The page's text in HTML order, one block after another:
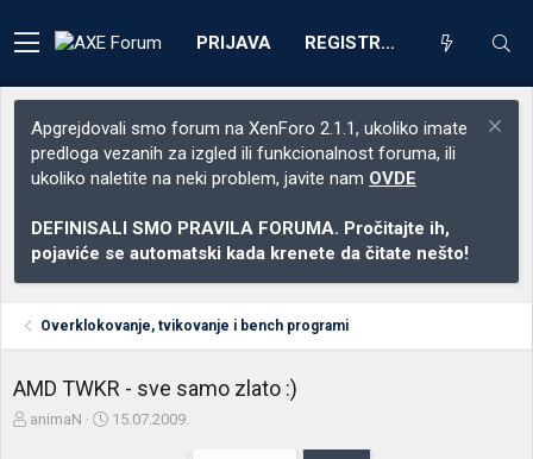
PRIJAVA REGISTRACIJA
Apgrejdovali smo forum na XenForo 2.1.1, ukoliko imate
predloga vezanih za izgled ili funkcionalnost foruma, ili
ukoliko naletite na neki problem, javite nam OVDE
DEFINISALI SMO PRAVILA FORUMA. Pročitajte ih,
pojaviće se automatski kada krenete da čitate nešto!
Overklokovanje, tvikovanje i bench programi
AMD TWKR - sve samo zlato :)
Z
animaN
D15.07.2009.